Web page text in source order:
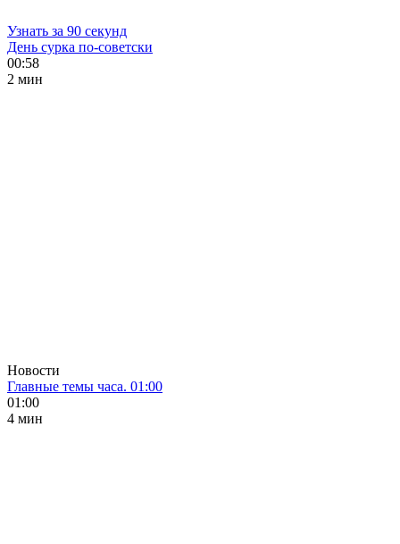
Узнать за 90 секунд
День сурка по-советски
00:58
2 мин
Новости
Главные темы часа. 01:00
01:00
4 мин